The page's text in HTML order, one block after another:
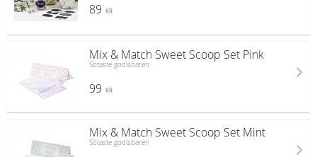
89 KR
Mix & Match Sweet Scoop Set Pink
Sötaste godisbaren
99 KR
Mix & Match Sweet Scoop Set Mint
Sötaste godisbaren